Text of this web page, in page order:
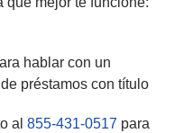
hablar con un
préstamos con título
al 855-431-0517 para